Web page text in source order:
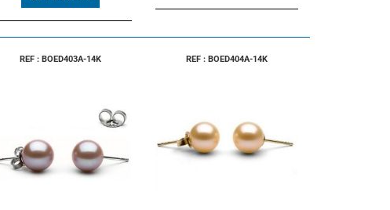
REF : BOED403A-14K REF : BOED404A-14K